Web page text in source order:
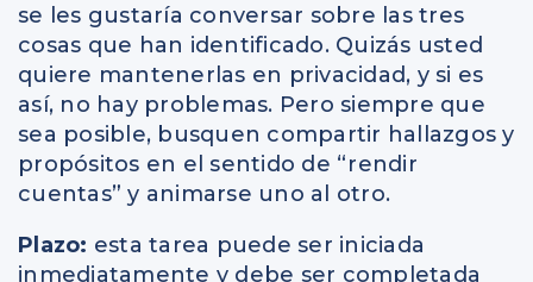
se les gustaría conversar sobre las tres
cosas que han identificado. Quizás usted
quiere mantenerlas en privacidad, y si es
así, no hay problemas. Pero siempre que
sea posible, busquen compartir hallazgos y
propósitos en el sentido de “rendir
cuentas” y animarse uno al otro.
Plazo: esta tarea puede ser iniciada
inmediatamente y debe ser completada